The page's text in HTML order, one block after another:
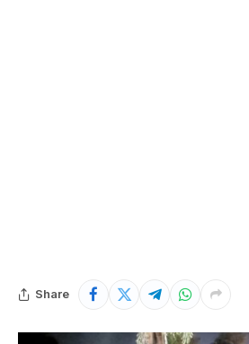
Share